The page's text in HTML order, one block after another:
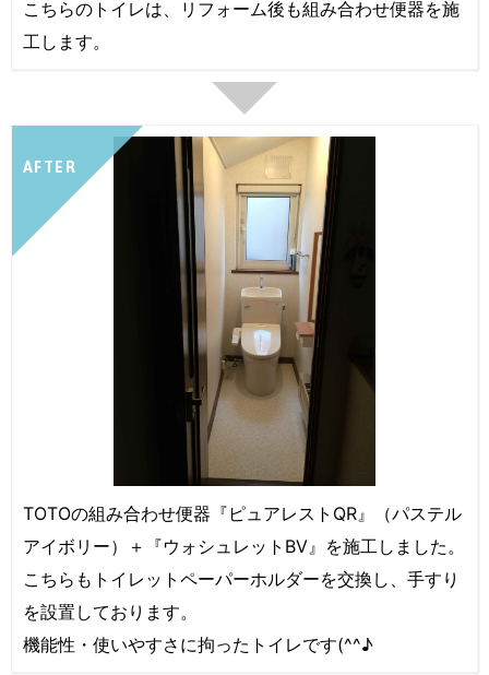
こちらのトイレは、リフォーム後も組み合わせ便器を施
工します。
AFTER
TOTOの組み合わせ便器『ピュアレストQR』（パステル
アイボリー）＋『ウォシュレットBV』を施工しました。
こちらもトイレットペーパーホルダーを交換し、手すり
を設置しております。
機能性・使いやすさに拘ったトイレです(^^♪